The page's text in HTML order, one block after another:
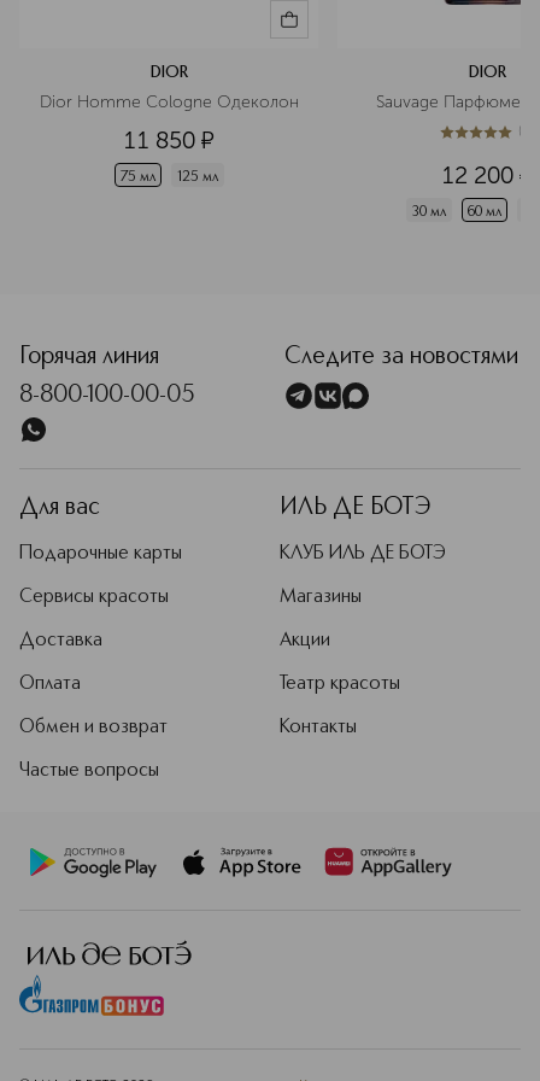
DIOR
Dior Homme Cologne Одеколон
11 850 ¤
75 мл 125 мл
DIOR
Sauvage
5из 51 (
12 200 ¤
30 мл 60 мл
Горячая линия
8-800-100-00-05
Следите за новостями
Для вас
Подарочные карты
Сервисы красоты
Доставка
Оплата
Обмен и возврат
Частые вопросы
ИЛЬ ДЕ БОТЭ
КЛУБ ИЛЬ ДЕ БОТЭ
Магазины
Акции
Театр красоты
Контакты